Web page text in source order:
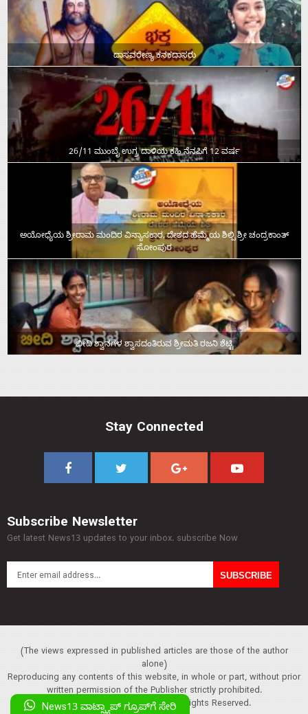
News13 ವಾಟ್ಸ್ಯಾಪ್‌ ಗ್ರೂಪ್‌ಗೆ ಸೇರಿ
ದಾಸವರೇಣ್ಯ ಕನಕದಾಸರು
26/11 ಮುಂಬೈ ಉಗ್ರ ದಾಳಿಯ ಕಹಿ ನೆನಪಿಗೆ 12 ವರ್ಷ
ಅಯೋಧ್ಯೆಯ ಶ್ರೀರಾಮ ಮಂದಿರ ವಿನ್ಯಾಸಕಾರ, ದೇಶದ ಹೆಮ್ಮೆಯ ಶಿಲ್ಪಿ ಶ್ರೀ ಚಂದ್ರಕಾಂತ್‌
ಸೋಂಪುರ
ಬೀದಿ ಶ್ವಾನಗಳ ಶ್ವಾಸದಂತಿರುವ ಶ್ರೀಮತಿ ರಜನಿ ಶೆಟ್ಟಿ
Stay Connected
Subscribe Newsletter
Get latest News13 updates to your inbox. subscribe Now
(The views expressed in published articles are those of the author
alone)
Reproducing any contents of this website, in whole or part, without prior
written permission of the Publisher strictly prohibited.
Copyright :© 2013 News13. All Rights Reserved.